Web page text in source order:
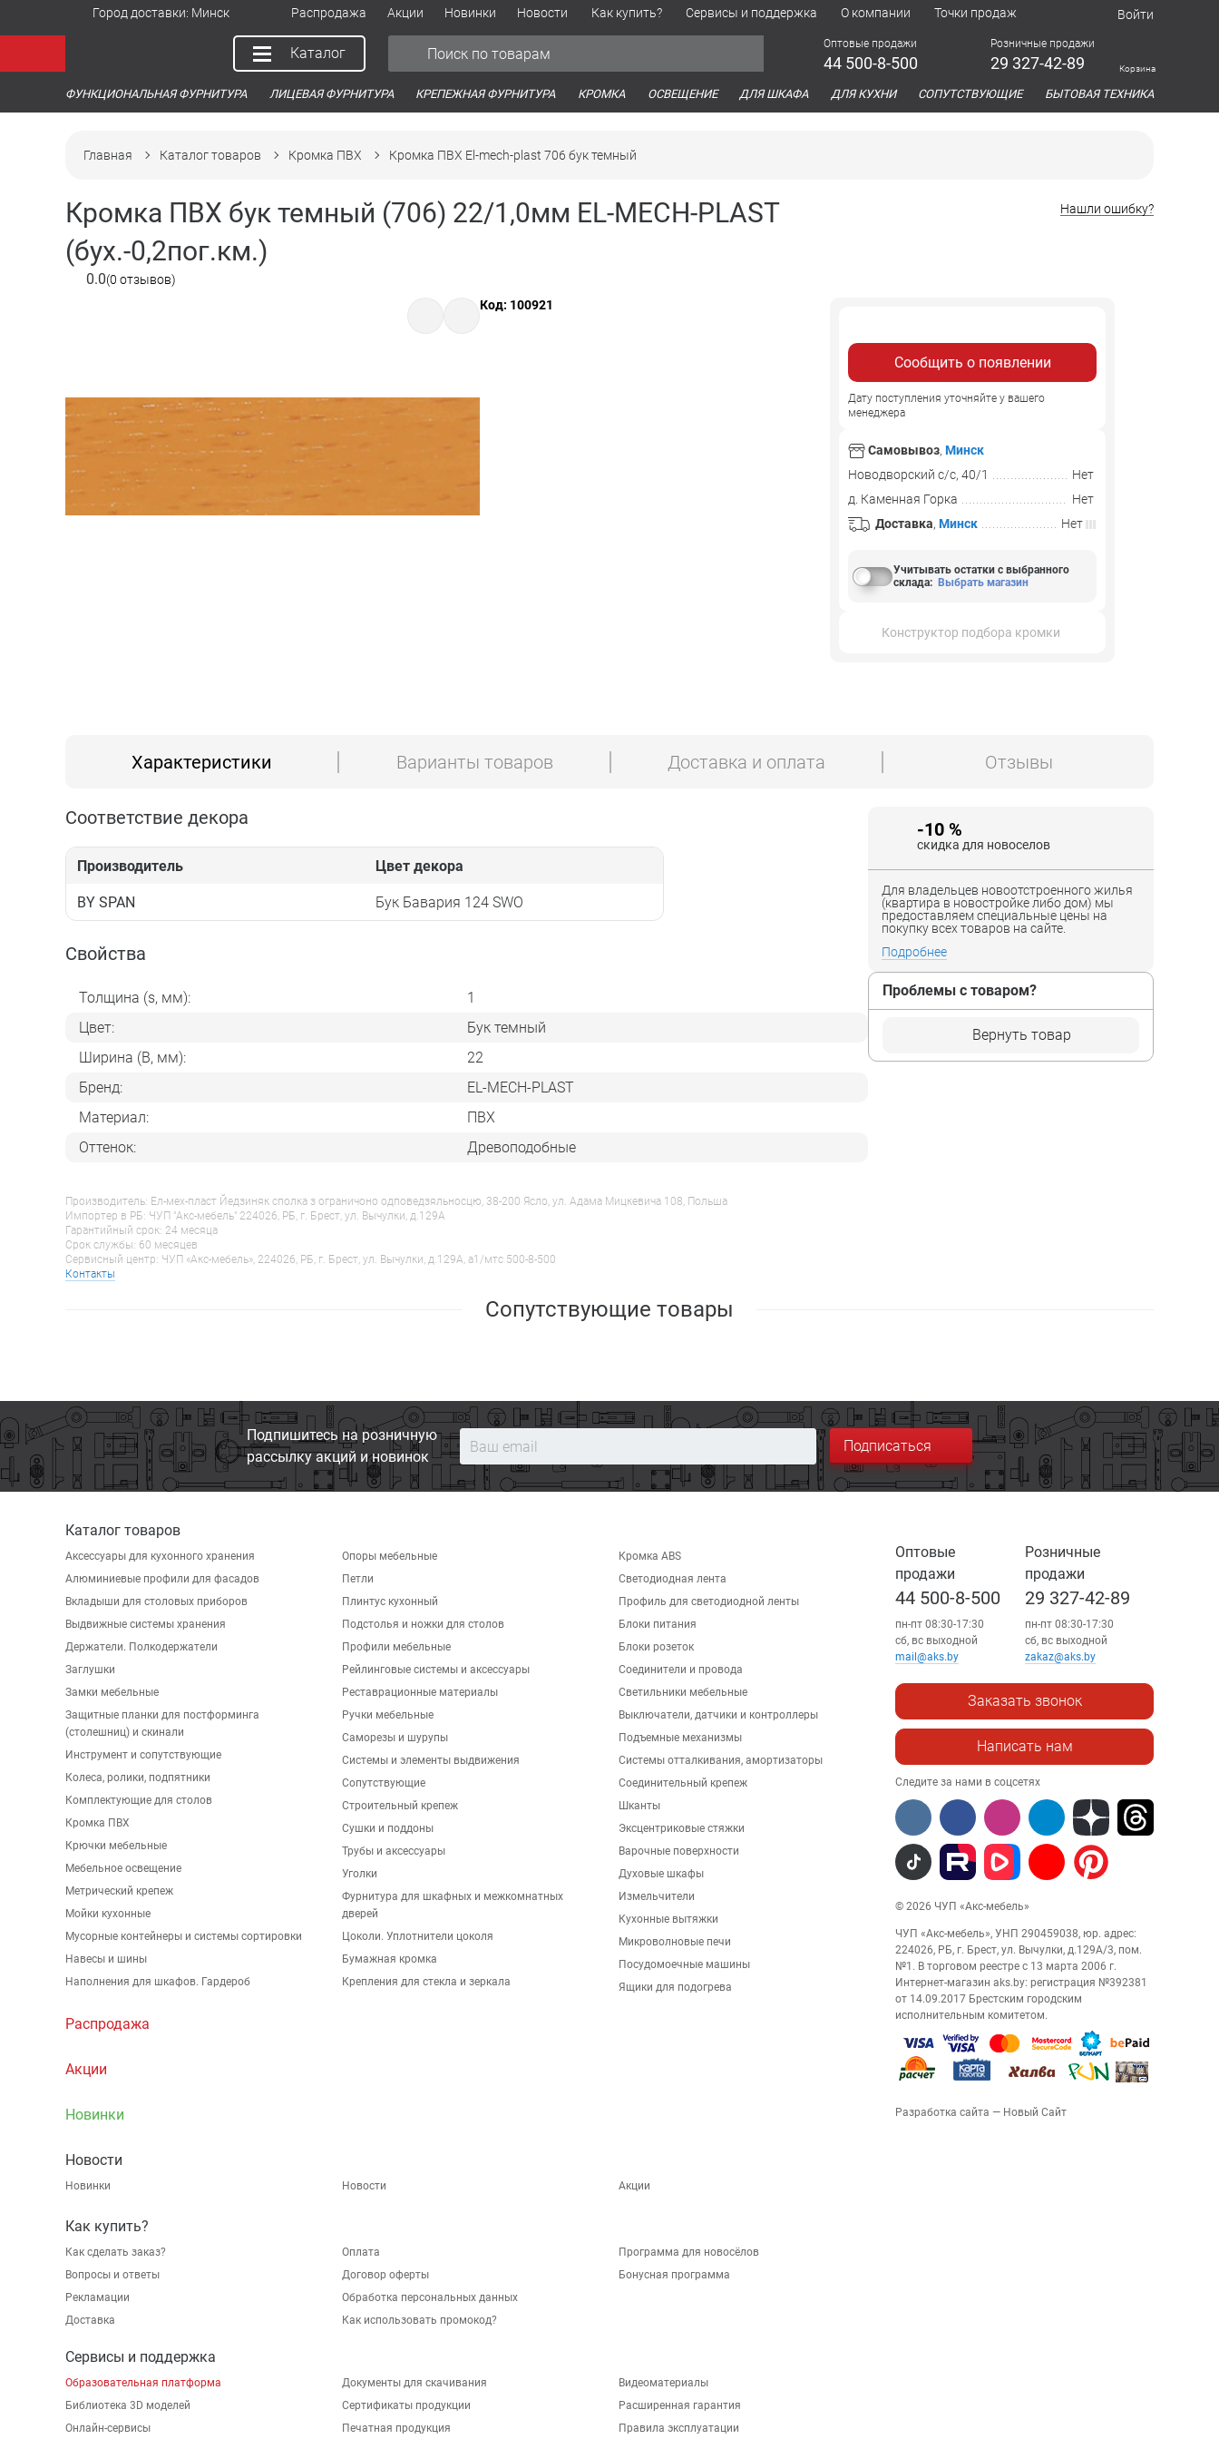
Город доставки: Минск Распродажа Акции Новинки Новости Как купить? Сервисы и поддержка О компании Точки продаж Войти
Каталог
Оптовые продажи
44 500-8-500
Розничные продажи
29 327-42-89 Корзина
ФУНКЦИОНАЛЬНАЯ ФУРНИТУРА ЛИЦЕВАЯ ФУРНИТУРА КРЕПЕЖНАЯ ФУРНИТУРА КРОМКА ОСВЕЩЕНИЕ ДЛЯ ШКАФА ДЛЯ КУХНИ СОПУТСТВУЮЩИЕ БЫТОВАЯ ТЕХНИКА
Главная Каталог товаров Кромка ПВХ Кромка ПВХ El-mech-plast 706 бук темный
Кромка ПВХ бук темный (706) 22/1,0мм EL-MECH-PLAST
(бух.-0,2пог.км.)
0.0(0 отзывов)
Нашли ошибку?
Код: 100921
Сообщить о появлении
Дату поступления уточняйте у вашего
менеджера
Самовывоз, Минск
Новодворский с/с, 40/1
Нет
д. Каменная Горка
Нет
Доставка, Минск Нет
Учитывать остатки с выбранного
склада: Выбрать магазин
Конструктор подбора кромки
Характеристики Варианты товаров Доставка и оплата Отзывы
Соответствие декора
Производитель Цвет декора
BY SPAN Бук Бавария 124 SWO
Свойства
Толщина (s, мм):
1
Цвет:
Бук темный
Ширина (B, мм):
22
Бренд:
EL-MECH-PLAST
Материал:
ПВХ
Оттенок:
Древоподобные
Производитель: Ел-мех-пласт Йедзиняк сполка з ограничоно одповедзяльносцю, 38-200 Ясло, ул. Адама Мицкевича 108, Польша
Импортер в РБ: ЧУП "Акс-мебель" 224026, РБ, г. Брест, ул. Вычулки, д.129А
Гарантийный срок: 24 месяца
Срок службы: 60 месяцев
Сервисный центр: ЧУП «Акс-мебель», 224026, РБ, г. Брест, ул. Вычулки, д.129А, a1/мтс 500-8-500
Контакты
-10 %
скидка для новоселов
Для владельцев новоотстроенного жилья
(квартира в новостройке либо дом) мы
предоставляем специальные цены на
покупку всех товаров на сайте.
Подробнее
Проблемы с товаром?
Вернуть товар
Сопутствующие товары
Подпишитесь на розничную
рассылку акций и новинок
Подписаться
Каталог товаров
Аксессуары для кухонного хранения
Алюминиевые профили для фасадов
Вкладыши для столовых приборов
Выдвижные системы хранения
Держатели. Полкодержатели
Заглушки
Замки мебельные
Защитные планки для постформинга
(столешниц) и скинали
Инструмент и сопутствующие
Колеса, ролики, подпятники
Комплектующие для столов
Кромка ПВХ
Крючки мебельные
Мебельное освещение
Метрический крепеж
Мойки кухонные
Мусорные контейнеры и системы сортировки
Навесы и шины
Наполнения для шкафов. Гардероб
Опоры мебельные
Петли
Плинтус кухонный
Подстолья и ножки для столов
Профили мебельные
Рейлинговые системы и аксессуары
Реставрационные материалы
Ручки мебельные
Саморезы и шурупы
Системы и элементы выдвижения
Сопутствующие
Строительный крепеж
Сушки и поддоны
Трубы и аксессуары
Уголки
Фурнитура для шкафных и межкомнатных
дверей
Цоколи. Уплотнители цоколя
Бумажная кромка
Крепления для стекла и зеркала
Кромка ABS
Светодиодная лента
Профиль для светодиодной ленты
Блоки питания
Блоки розеток
Соединители и провода
Светильники мебельные
Выключатели, датчики и контроллеры
Подъемные механизмы
Системы отталкивания, амортизаторы
Соединительный крепеж
Шканты
Эксцентриковые стяжки
Варочные поверхности
Духовые шкафы
Измельчители
Кухонные вытяжки
Микроволновые печи
Посудомоечные машины
Ящики для подогрева
Распродажа
Акции
Новинки
Новости
Новинки Новости Акции
Как купить?
Как сделать заказ?
Вопросы и ответы
Рекламации
Доставка
Оплата
Договор оферты
Обработка персональных данных
Как использовать промокод?
Программа для новосёлов
Бонусная программа
Сервисы и поддержка
Образовательная платформа
Библиотека 3D моделей
Онлайн-сервисы
Документы для скачивания
Сертификаты продукции
Печатная продукция
Видеоматериалы
Расширенная гарантия
Правила эксплуатации
Оптовые
продажи
44 500-8-500
пн-пт 08:30-17:30
сб, вс выходной
mail@aks.by
Розничные
продажи
29 327-42-89
пн-пт 08:30-17:30
сб, вс выходной
zakaz@aks.by
Заказать звонок
Написать нам
Следите за нами в соцсетях
© 2026 ЧУП «Акс-мебель»
ЧУП «Акс-мебель», УНП 290459038, юр. адрес:
224026, РБ, г. Брест, ул. Вычулки, д.129А/3, пом.
№1. В торговом реестре с 13 марта 2006 г.
Интернет-магазин aks.by: регистрация №392381
от 14.09.2017 Брестским городским
исполнительным комитетом.
Разработка сайта — Новый Сайт